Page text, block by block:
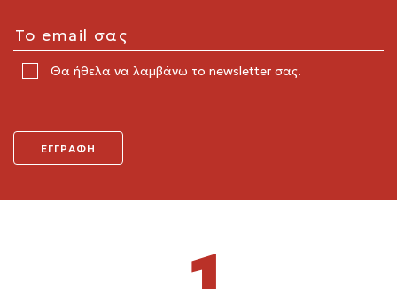
Θα ήθελα να λαμβάνω το newsletter σας.